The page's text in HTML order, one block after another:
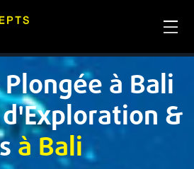
à Bali
&
à Bali